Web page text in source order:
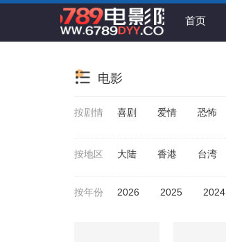
首页
电影
按剧情 喜剧 爱情 恐怖
按地区 大陆 香港 台湾
按年份 2026 2025 2024